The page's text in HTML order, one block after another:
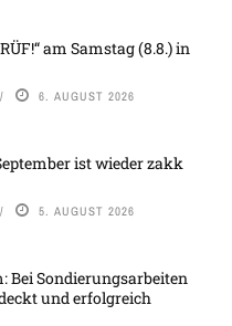
am Samstag (8.8.) in
6. AUGUST 2026
ist wieder zakk
5. AUGUST 2026
Bei Sondierungsarbeiten
und erfolgreich